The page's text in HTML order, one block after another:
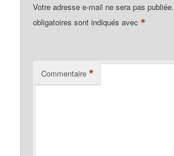
Votre adresse e-mail ne sera pas publiée.
obligatoires sont indiqués avec*
Commentaire *